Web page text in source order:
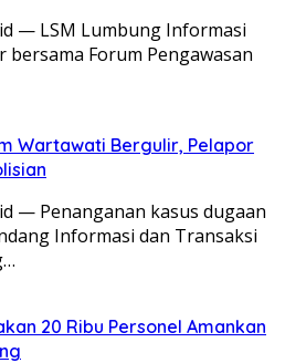
— LSM Lumbung Informasi
bersama Forum Pengawasan
Wartawati Bergulir, Pelapor
— Penanganan kasus dugaan
Informasi dan Transaksi
20 Ribu Personel Amankan